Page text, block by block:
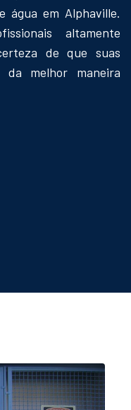
água em Alphaville.
altamente
de que suas
da melhor maneira